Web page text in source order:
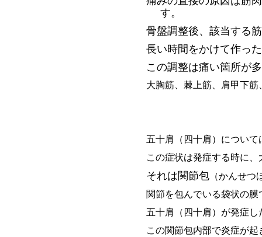
す。
骨盤調整後、該当する
長い時間をかけて作っ
この調整は痛い箇所が
大胸筋、棘上筋、肩甲下
五十肩（四十肩）について
この症状は発症する時に
それは関節包 （かんせつ
関節を包んでいる袋状の
五十肩（四十肩）が発症し
この関節包内部で炎症が